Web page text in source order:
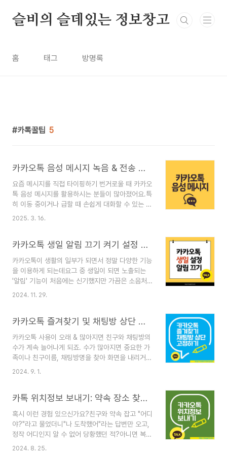
슬비의 슬데있는 정보창고
홈 태그 방명록
카톡꿀팁 5
카카오톡 음성 메시지 녹음 & 전송 꿀팁 2025 완벽 가이드
요즘 메시지를 직접 타이핑하기 번거로울 때 카카오
톡 음성 메시지를 활용하시는 분들이 많아졌어요.특
히 이동 중이거나 급할 때 손쉽게 대화할 수 있는 편
리한 기능이죠.하지만 생각보다 많은 분들이 음성
할 수 있는 방법들을 소개해드릴게요. 🎯 카카오톡
조용히 나가기 방법 및 주의사항카카오톡 받은 선
물, 보낸사람 모르게 내 계좌로 현금 환불 방법카카
오톡 친구 추가 및 관리, 친구 추가가 안되는 이유카
카오톡 송금하기 이용방법 및 주의 사항카카오톡 백
법카톡 글자 크기를 크게 & 작게 조절하는 방법카카
오톡의 즐겨찾기 및 채..
2025. 3. 16.
카카오톡 생일 알림 끄기 켜기 설정 방법
카카오톡이 생활의 일부가 되면서 정말 다양한 기능
을 이용하게 되는데요그 중 생일이 되면 노출되는
'알림' 기능이 처음에는 신기했지만 가끔은 소음처
럼 느껴 질때가 있습니다. 그 소음, 2가지 상황에서
들에게 노출되는게 불편할 때둘째는 , 가끔 주민등
때 일일이 변명(?)하기 귀찮을 때입니다. 우선은 첫
번째, 내 생일 알림과 관련하여 어떻게 하면 되는지
알려드릴께요! 🚩두번째, 생일 일자 설정하는 방법
도 궁금하다면! 1. 카카오톡 생일 알림 끄기 & 켜
니다.그리고 오른쪽 상단의 설정 아이콘(톱니바퀴
모..
2024. 11. 29.
카카오톡 즐겨찾기 및 채팅방 상단 고정하는 방법
카카오톡 사용이 오래 & 많아지면 친구와 채팅방의
수가 계속 늘어나게 되죠. 수가 많아지면 중요한 가
족이나 친구이름, 채팅방명을 찾아 화면을 내리거나
검색창을 통해 찾는 번거로움이 생기게 됩니다. 자
데 필요한 시간을 줄이고 편리하게 이용할 수 있는
기능도 궁금하다면! 1. 카카오톡 즐겨찾기 기능 카카
오톡의 앱의 하단 기본 메뉴 중 '친구' 리스트 화면
은 '업데이트한 프로필, 펑, 생일인 친구, 즐겨찾기,
추천친구, 채널, 친구' 이런 순서로 화면을 내리며
2024. 9. 1.
카톡 위치정보 보내기: 약속 장소 찾기가 이렇게 쉬워진다!
혹시 이런 경험 있으신가요?친구와 약속 잡고 "어디
야?"라고 물었더니"나 도착했어"라는 답변만 오고,
정작 어디인지 알 수 없어 당황했던 적?아니면 복잡
한 길을 설명하느라 손가락이 아팠던 경험? 걱정 마
2024. 8. 25.